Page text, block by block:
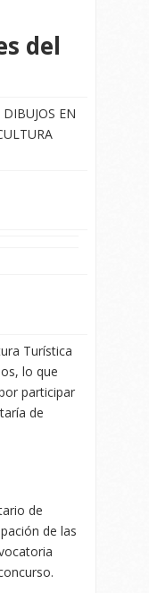
del
EN
Turística
lo que
participar
de
de
de las